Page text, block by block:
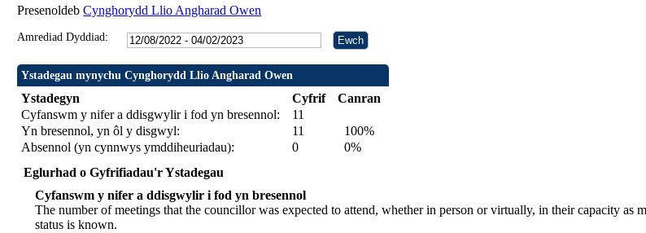
PresenoldebCynghorydd Llio Angharad Owen
Amrediad Dyddiad:
Ystadegau mynychu Cynghorydd Llio Angharad Owen
Ystadegyn Cyfrif
Canran
Cyfanswm y nifer a ddisgwylir i fod yn bresennol:
11
Yn bresennol, yn ôl y disgwyl:
11
100%
Absennol (yn cynnwys ymddiheuriadau):
0
0%
Eglurhad o Gyfrifiadau'r Ystadegau
Cyfanswm y nifer a ddisgwylir i fod yn bresennol
The number of meetings that the councillor was expected to attend, whether in person or virtually, in their capacity
status is known.